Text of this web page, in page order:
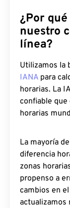
¿Por
nuestro
línea?
Utilizamos la
IANA para
horarias. La
confiable que
horarias
La mayoría
diferencia
zonas
propenso a
cambios en
actualizamos